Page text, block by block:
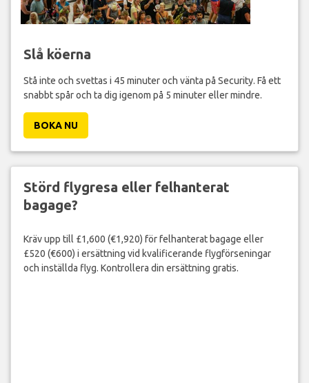
Slå köerna
Stå inte och svettas i 45 minuter och vänta på Security. Få ett
snabbt spår och ta dig igenom på 5 minuter eller mindre.
BOKA NU
Störd flygresa eller felhanterat
bagage?
Kräv upp till £1,600 (€1,920) för felhanterat bagage eller
£520 (€600) i ersättning vid kvalificerande flygförseningar
och inställda flyg. Kontrollera din ersättning gratis.